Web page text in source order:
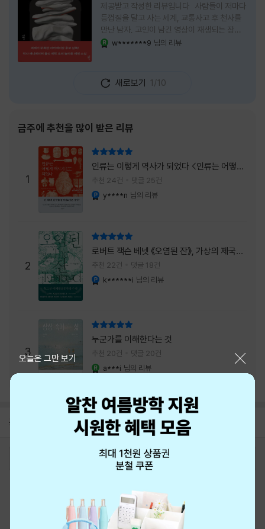
제공받고 작성한 리뷰입니다 사람들이 저마다
등껍질을 달고 사는 세계, 교통사고 후 천사를
만난 남자, 고인이 남긴 영상이 재생되는 장례
식장에서 똥을 싼 개. 이 책에는 몇 줄만 읽어도
넘어가 있었다. 소설을 읽으면서 잘 만든 단편
애니메이션 여러 편을 차례로 보는 기분이 들었
선명하게 그려졌고, 한 편이 끝날 때마다 질문
이 뒤따라왔다. 감출 수 없는 세계는 더 다정할
까 「등껍질」의 세계에서 사람들은 저마다 다른
등껍질을 달고 살아간다. 몸의 일부이면서 한
사람을 표현하는 수단
w*******9 님의 리뷰
새로보기 1/10
금주에 추천을 많이 받은 리뷰
1
인류는 이렇게 역사가 되었다 <인류는 어떻게
역사가 되었나>
추천 24건 댓글 25건
y****n 님의 리뷰
2
로버트 잭슨 베넷 《오염된 잔》, 가상의 제국이
주는 실감과 미스터리 사건의 치밀함이 이루어
내는 최상의 시너지...
추천 22건 댓글 18건
k******i 님의 리뷰
3
누군가를 이해한다는 것
추천 20건 댓글 20건
a***i 님의 리뷰
공지 8월 신용카드 무이자할부 안내
오늘은 그만 보기
최근 본 상품
eBook 1:1문의/채팅상담
예스이십사(주) 사업자 정보